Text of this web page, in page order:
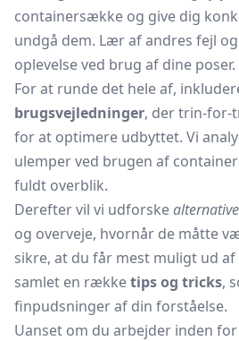
containersække og give dig
undgå dem. Lær af andres fejl
oplevelse ved brug af dine poser.
For at runde det hele af,
brugsvejledninger, der trin-for-
for at optimere udbyttet. Vi
ulemper ved brugen af
fuldt overblik.
Derefter vil vi udforske
og overveje, hvornår de måtte
sikre, at du får mest muligt ud
samlet en rækketips og tricks,
finpudsninger af din forståelse.
Uanset om du arbejder inden